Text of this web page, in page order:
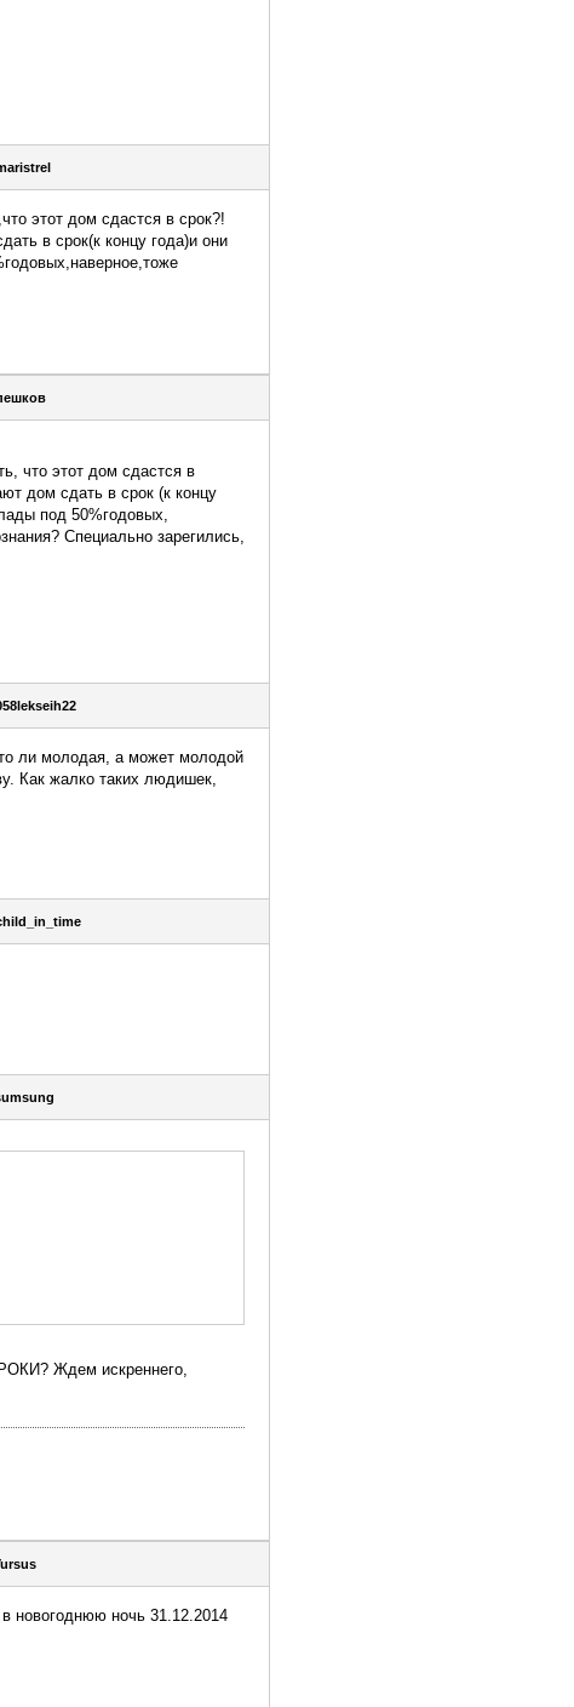
этот дом сдастся в срок?!
в срок(к концу года)и они
что этот дом сдастся в
дом сдать в срок (к концу
под 50%годовых,
Специально зарегились,
ли молодая, а может молодой
Как жалко таких людишек,
Ждем искреннего,
новогоднюю ночь 31.12.2014